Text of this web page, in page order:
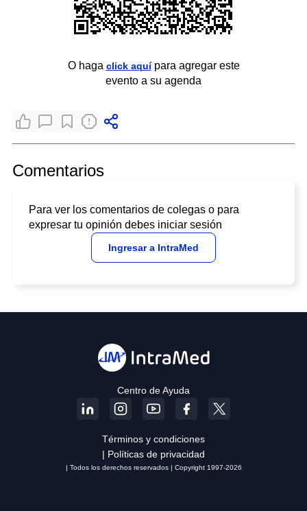
O haga click aquípara agregar este
evento a su agenda
Comentarios
Para ver los comentarios de colegas o para
expresar tu opinión debes iniciar sesión
Ingresar a IntraMed
Centro de Ayuda
Términos y condiciones
| Políticas de privacidad
| Todos los derechos reservados | Copyright 1997-2026